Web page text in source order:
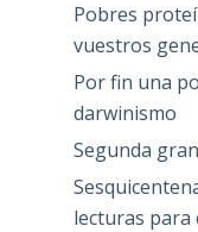
Pobres
vuestros
Por fin una
darwinismo
Segunda
lecturas